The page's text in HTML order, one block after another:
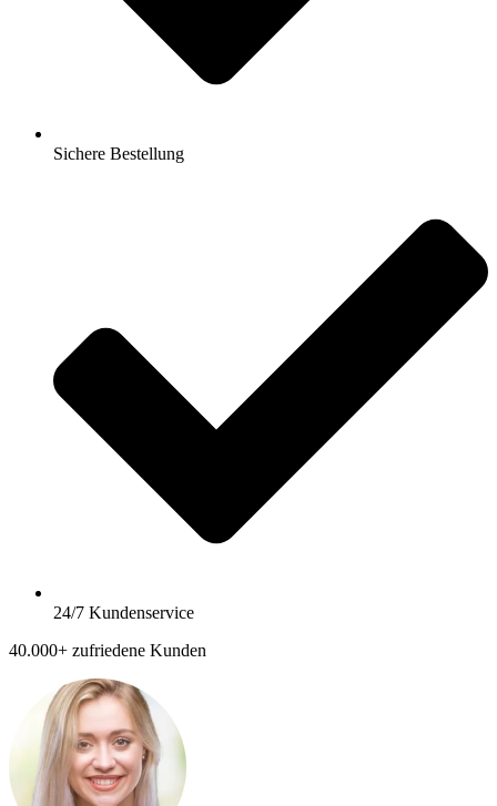
Sichere Bestellung
24/7 Kundenservice
40.000+ zufriedene Kunden